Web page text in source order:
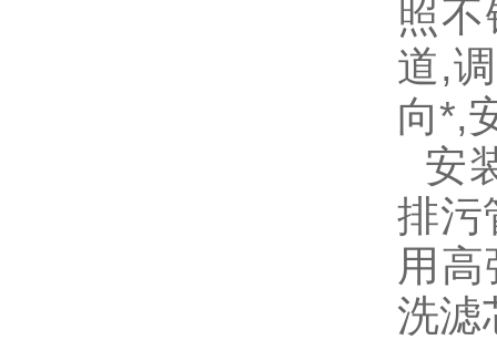
照
道,
向*,
安
排污
用
洗滤